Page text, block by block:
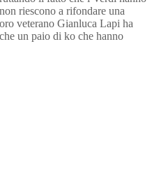
riescono a rifondare una
veterano Gianluca Lapi ha
un paio di ko che hanno